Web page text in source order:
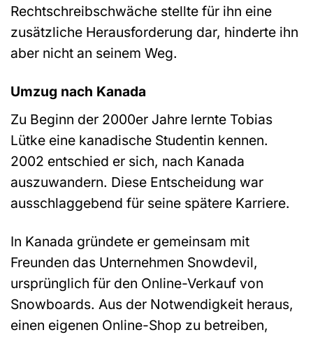
Rechtschreibschwäche stellte für ihn eine
zusätzliche Herausforderung dar, hinderte ihn
aber nicht an seinem Weg.
Umzug nach Kanada
Zu Beginn der 2000er Jahre lernte Tobias
Lütke eine kanadische Studentin kennen.
2002 entschied er sich, nach Kanada
auszuwandern. Diese Entscheidung war
ausschlaggebend für seine spätere Karriere.
In Kanada gründete er gemeinsam mit
Freunden das Unternehmen Snowdevil,
ursprünglich für den Online-Verkauf von
Snowboards. Aus der Notwendigkeit heraus,
einen eigenen Online-Shop zu betreiben,